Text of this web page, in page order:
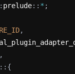
prelude:: * ;
,
,
:: {